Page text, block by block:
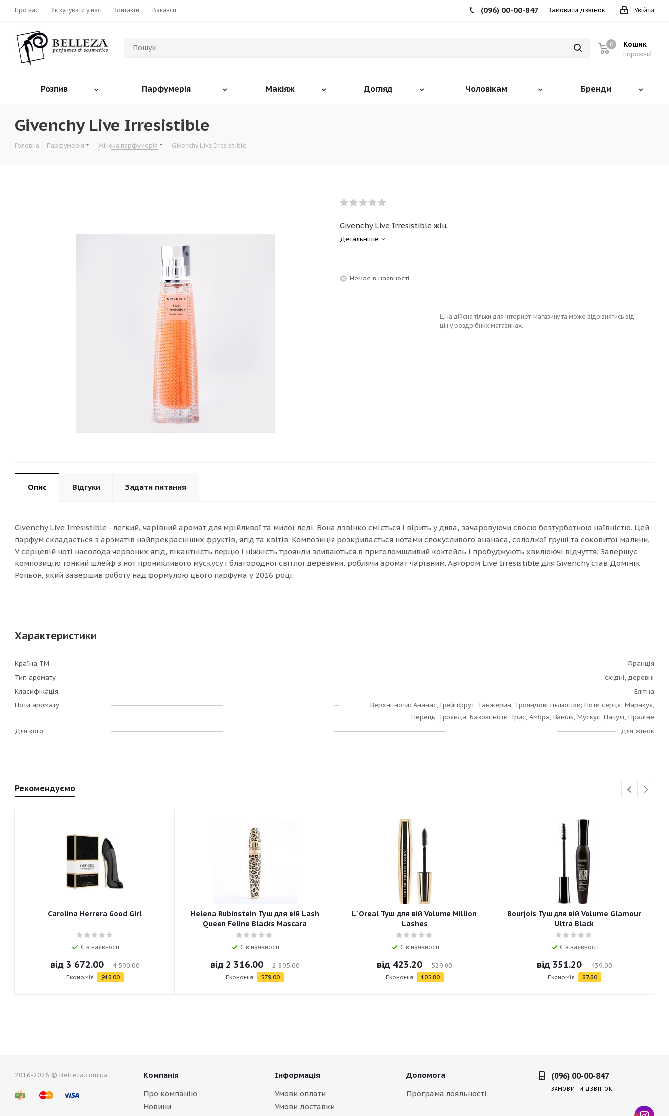
Про нас Як купувати у нас Контакти Вакансії Увійти
(096) 00-00-847 Замовити дзвінок
Кошик
порожній
0
Розпив Парфумерія Макіяж Догляд Чоловікам Бренди
Givenchy Live Irresistible
Головна - Парфумерія - Жіноча парфумерія - Givenchy Live Irresistible
Givenchy Live Irresistible жін.
Детальніше
Немає в наявності
Ціна дійсна тільки для інтернет-магазину та може відрізнятись від
цін у роздрібних магазинах.
Опис Відгуки Задати питання
Givenchy Live Irresistible - легкий, чарівний аромат для мрійливої та милої леді. Вона дзвінко сміється і вірить у дива, зачаровуючи своєю безтурботною наївністю. Цей
парфум складається з ароматів найпрекрасніших фруктів, ягід та квітів. Композиція розкривається нотами спокусливого ананаса, солодкої груші та соковитої малини.
У серцевій ноті насолода червоних ягід, пікантність перцю і ніжність троянди зливаються в приголомшливий коктейль і пробуджують хвилюючі відчуття. Завершує
композицію тонкий шлейф з нот проникливого мускусу і благородної світлої деревини, роблячи аромат чарівним. Автором Live Irresistible для Givenchy став Домінік
Ропьон, який завершив роботу над формулою цього парфума у 2016 році.
Характеристики
Країна ТМ
Франція
Тип аромату
східні, деревні
Класифікація
Елітна
Ноти аромату
Верхні ноти: Ананас, Грейпфрут, Танжерин, Трояндові пелюстки; Ноти серця: Маракуя,
Перець, Троянда; Базові ноти: Ірис, Амбра, Ваніль, Мускус, Пачулі, Праліне
Для кого
Для жінок
Рекомендуємо
Carolina Herrera Good Girl
Є в наявності
від 3 672.00 4 590.00
Економія 918.00
Helena Rubinstein Туш для вій Lash
Queen Feline Blacks Mascara
Є в наявності
від 2 316.00 2 895.00
Економія 579.00
L`Oreal Туш для вій Volume Million
Lashes
Є в наявності
від 423.20 529.00
Економія 105.80
Bourjois Туш для вій Volume Glamour
Ultra Black
Є в наявності
від 351.20 439.00
Економія 87.80
2016-2026 © Belleza.com.ua
Компанія
Про компанію
Новини
Інформація
Умови оплати
Умови доставки
Допомога
Програма лояльності
(096) 00-00-847
ЗАМОВИТИ ДЗВІНОК